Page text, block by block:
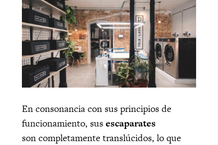
En consonancia con sus principios de
funcionamiento, susescaparates
son completamente translúcidos, lo que